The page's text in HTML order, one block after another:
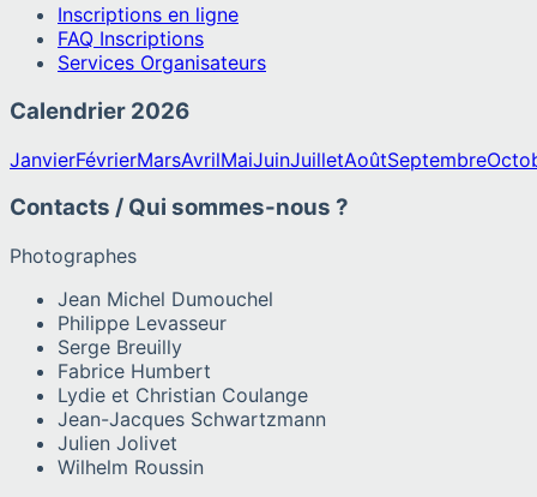
Inscriptions en ligne
FAQ Inscriptions
Services Organisateurs
Calendrier 2026
JanvierFévrierMarsAvrilMaiJuinJuilletAoûtSeptembre
Contacts / Qui sommes-nous ?
Photographes
Jean Michel Dumouchel
Philippe Levasseur
Serge Breuilly
Fabrice Humbert
Lydie et Christian Coulange
Jean-Jacques Schwartzmann
Julien Jolivet
Wilhelm Roussin